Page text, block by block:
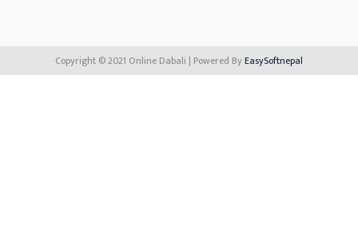
Copyright © 2021 Online Dabali | Powered ByEasySoftnepal